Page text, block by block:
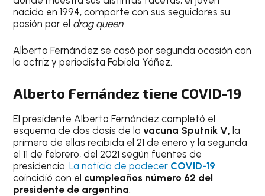
nacido en 1994, comparte con sus seguidores su
pasión por el drag queen.
Alberto Fernández se casó por segunda ocasión con
la actriz y periodista Fabiola Yáñez.
Alberto Fernández tiene COVID-19
El presidente Alberto Fernández completó el
esquema de dos dosis de lavacuna Sputnik V, la
primera de ellas recibida el 21 de enero y la segunda
el 11 de febrero, del 2021 según fuentes de
presidencia.La noticia de padecer COVID-19
coincidió con el cumpleaños número 62 del
presidente de argentina.